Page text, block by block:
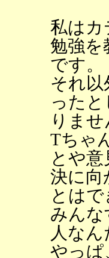
私はカ
勉強を
です。
それ以
った
りま
Tちゃ
とや
決に向
とは
みん
人な
やっぱ